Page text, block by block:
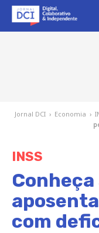
Jornal DCI › Economia ›
INSS
com